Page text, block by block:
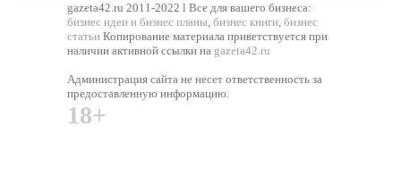
gazeta42.ru 2011-2022 l Все для вашего бизнеса:
бизнес идеи и бизнес планы,бизнес книги,бизнес
статьи Копирование материала приветствуется при
наличии активной ссылки на gazeta42.ru
Администрация сайта не несет ответственность за
предоставленную информацию.
18+